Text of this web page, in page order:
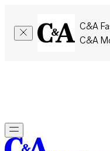
C&A
C&A